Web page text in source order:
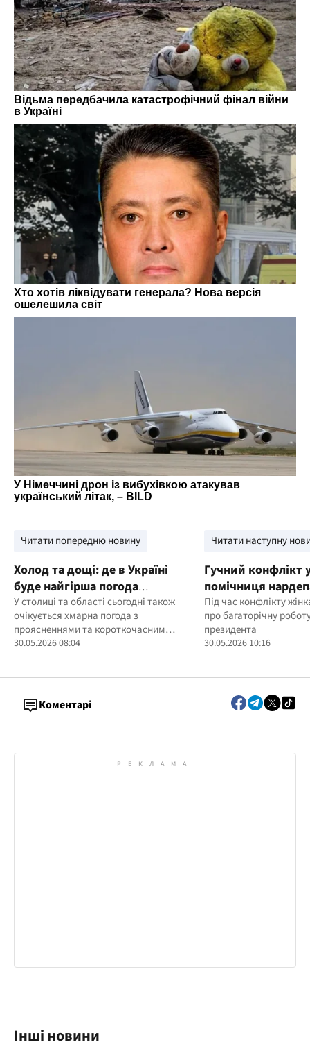
Читати попередню новину
Холод та дощі: де в Україні
буде найгірша погода
сьогодні
У столиці та області сьогодні також
очікується хмарна погода з
проясненнями та короткочасними
дощами
30.05.2026 08:04
Читати наступну
Гучний конфлікт
помічниця
влаштувала
водієм під час
комендантської
Під час конфлікту
про багаторічну
президента
30.05.2026 10:16
Коментарі
Інші новини